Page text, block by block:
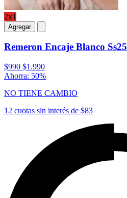
2x1
Agregar
Remeron Encaje Blanco Ss25
$990 $1.990
Ahorra: 50%
NO TIENE CAMBIO
12 cuotas sin interés de $83